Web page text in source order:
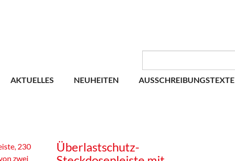
AKTUELLES NEUHEITEN AUSSCHREIBUNGSTEXTE
Überlastschutz-